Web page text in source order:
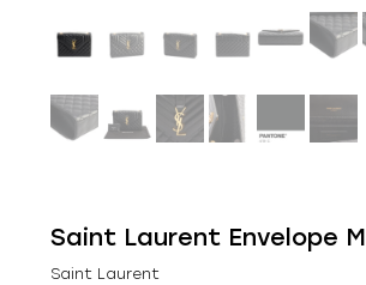
Saint Laurent Envelope
Saint Laurent